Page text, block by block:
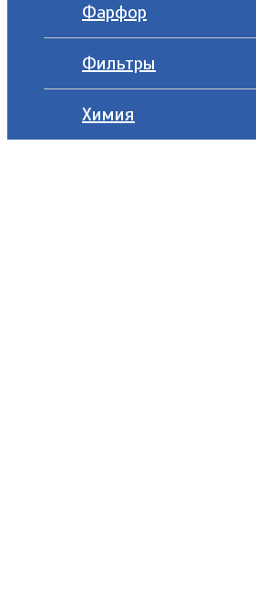
Фарфор
Фильтры
Химия